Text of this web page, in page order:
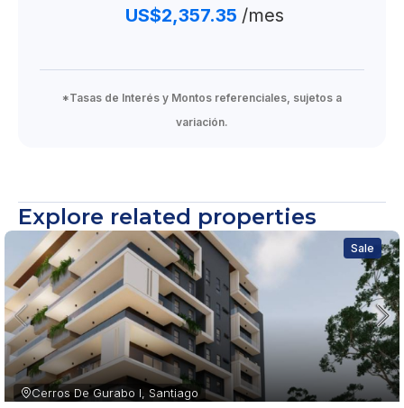
US$2,357.35 /mes
*Tasas de Interés y Montos referenciales, sujetos a
variación.
Explore related properties
Sale
Cerros De Gurabo I, Santiago